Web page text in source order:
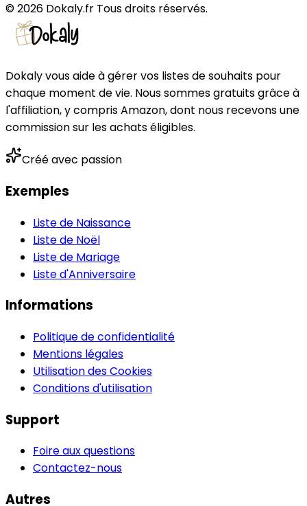
©2026 Dokaly.fr Tous droits réservés.
Dokaly vous aide à gérer vos listes de souhaits pour
chaque moment de vie. Nous sommes gratuits grâce à
l'affiliation, y compris Amazon, dont nous recevons une
commission sur les achats éligibles.
Créé avec passion
Exemples
Liste de Naissance
Liste de Noël
Liste de Mariage
Liste d'Anniversaire
Informations
Politique de confidentialité
Mentions légales
Utilisation des Cookies
Conditions d'utilisation
Support
Foire aux questions
Contactez-nous
Autres